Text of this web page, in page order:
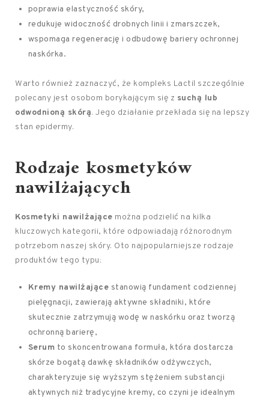
poprawia elastyczność skóry,
redukuje widoczność drobnych linii i zmarszczek,
wspomaga regenerację i odbudowę bariery ochronnej
naskórka.
Warto również zaznaczyć, że kompleks Lactil szczególnie
polecany jest osobom borykającym się z suchą lub
odwodnioną skórą. Jego działanie przekłada się na lepszy
stan epidermy.
Rodzaje kosmetyków
nawilżających
Kosmetyki nawilżające można podzielić na kilka
kluczowych kategorii, które odpowiadają różnorodnym
potrzebom naszej skóry. Oto najpopularniejsze rodzaje
produktów tego typu:
Kremy nawilżające stanowią fundament codziennej
pielęgnacji, zawierają aktywne składniki, które
skutecznie zatrzymują wodę w naskórku oraz tworzą
ochronną barierę,
Serum to skoncentrowana formuła, która dostarcza
skórze bogatą dawkę składników odżywczych,
charakteryzuje się wyższym stężeniem substancji
aktywnych niż tradycyjne kremy, co czyni je idealnym